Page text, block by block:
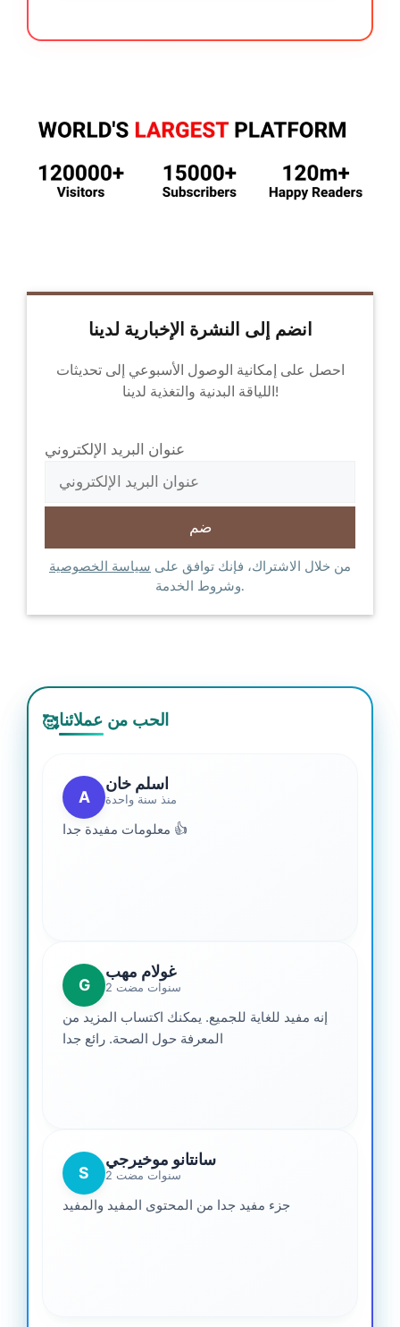
انضم إلى النشرة الإخبارية لدينا
احصل على إمكانية الوصول الأسبوعي إلى تحديثات
اللياقة البدنية والتغذية لدينا!
عنوان البريد الإلكتروني
من خلال الاشتراك، فإنك توافق على سياسة الخصوصية
وشروط الخدمة.
🥰الحب من عملائنا
A
اسلم خان
منذ سنة واحدة
معلومات مفيدة جدا 👍
G
غولام مهب
2 سنوات مضت
إنه مفيد للغاية للجميع. يمكنك اكتساب المزيد من
المعرفة حول الصحة. رائع جدا
S
سانتانو موخيرجي
2 سنوات مضت
جزء مفيد جدا من المحتوى المفيد والمفيد